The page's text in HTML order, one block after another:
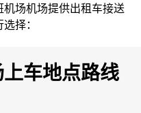
场机场提供出租车接送
择：
车地点路线